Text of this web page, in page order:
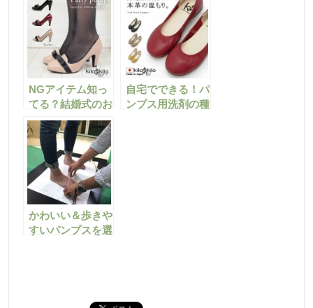
あった！
NGアイテム知っ
てる？結婚式のお
呼ばれパンプスの
選び方
自宅でできる！パ
ンプス用洗剤の種
かわいい＆歩きや
すいパンプスを選